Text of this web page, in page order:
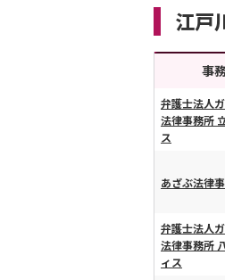
清瀬市
内縁
江戸
横スクロー
事
弁護士法人
法律事務所
ス
あざぶ法律
弁護士法人
法律事務所
ィス